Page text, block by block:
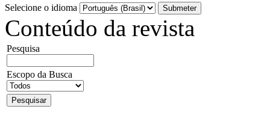
Selecione o idioma
Conteúdo da revista
Pesquisa
Escopo da Busca